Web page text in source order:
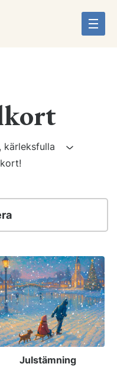
kärleksfulla
Julstämning